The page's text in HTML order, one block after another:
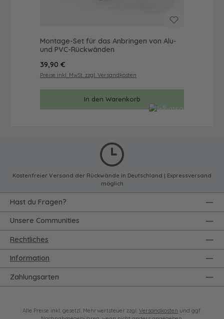
Montage-Set für das Anbringen von Alu-
und PVC-Rückwänden
Regulärer Preis:
39,90 €
Preise inkl. MwSt. zzgl. Versandkosten
In den Warenkorb
Kostenfreier Versand der Rückwände in Deutschland | Expressversand
möglich
Rechtliches
Information
Zahlungsarten
Hast du Fragen?
Unsere Communities
Alle Preise inkl. gesetzl. Mehrwertsteuer zzgl. Versandkosten und ggf.